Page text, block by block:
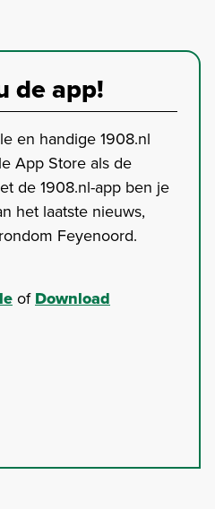
de app!
en handige 1908.nl
App Store als de
de 1908.nl-app ben je
het laatste nieuws,
Feyenoord.
of Download